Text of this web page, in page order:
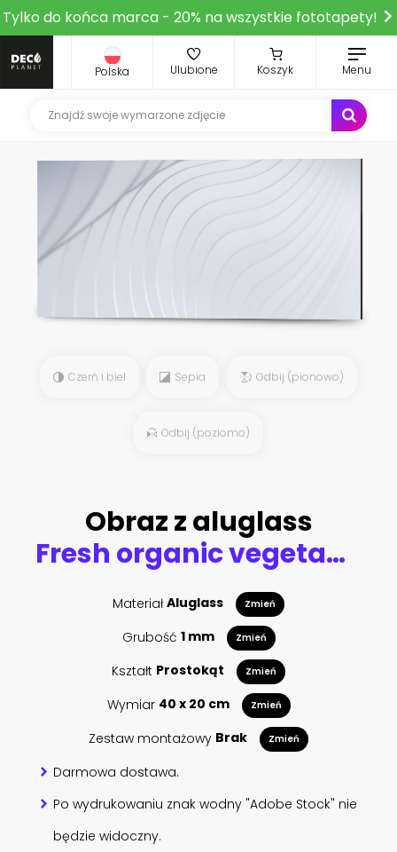
Tylko do końca marca - 20% na wszystkie fototapety!
Polska Ulubione Koszyk Menu
Czerń i biel Sepia Odbij (pionowo)
Odbij (poziomo)
Obraz z aluglass
Fresh organic vegetables in wicker basket in the garden
MateriałAluglass Zmień
Grubość 1 mm Zmień
Kształt Prostokąt Zmień
Wymiar 40 x 20 cm Zmień
Zestaw montażowy Brak Zmień
Darmowa dostawa.
Po wydrukowaniu znak wodny "Adobe Stock" nie
będzie widoczny.